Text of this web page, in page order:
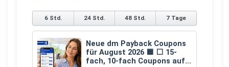
6 Std. 24 Std. 48 Std. 7 Tage
Neue dm Payback Coupons
für August 2026 🟦 ⬜ 15-
fach, 10-fach Coupons auf